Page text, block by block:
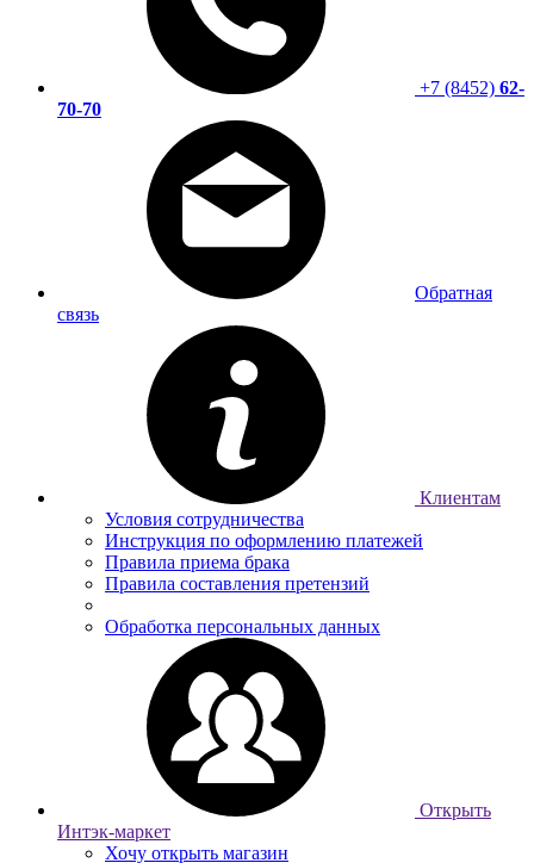
+7 (8452) 62-
70-70
Обратная
связь
Клиентам
Условия сотрудничества
Инструкция по оформлению платежей
Правила приема брака
Правила составления претензий
Обработка персональных данных
Открыть
Интэк-маркет
Хочу открыть магазин